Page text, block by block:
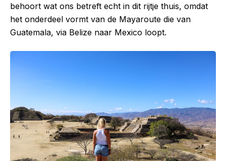
behoort wat ons betreft echt in dit rijtje thuis, omdat
het onderdeel vormt van de Mayaroute die van
Guatemala, via Belize naar Mexico loopt.